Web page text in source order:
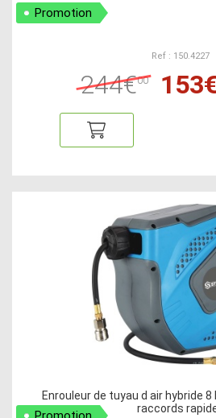
Promotion
Ref : 150.4227
244€00
Enrouleur de tuyau d air hybride
raccords